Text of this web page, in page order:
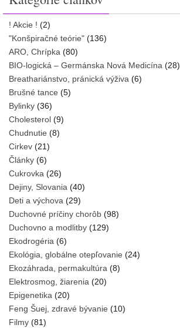
! Akcie ! (2)
"Konšpiračné teórie" (136)
ARO, Chrípka (80)
BIO-logická – Germánska Nová Medicína (28)
Breathariánstvo, pránická výživa (6)
Brušné tance (5)
Bylinky (36)
Cholesterol (9)
Chudnutie (8)
Cirkev (21)
Články (6)
Cukrovka (26)
Dejiny, Slovania (40)
Deti a výchova (29)
Duchovné príčiny chorôb (98)
Duchovno a modlitby (129)
Ekodrogéria (6)
Ekológia, globálne otepľovanie (24)
Ekozáhrada, permakultúra (8)
Elektrosmog, žiarenia (20)
Epigenetika (20)
Feng Šuej, zdravé bývanie (10)
Filmy (81)